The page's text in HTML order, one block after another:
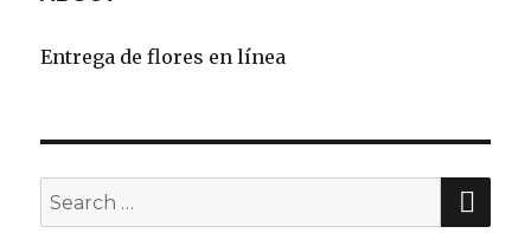
Entrega de flores en línea
Search
for: